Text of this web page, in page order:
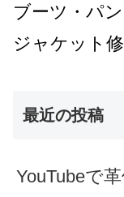
ブーツ・パ
ジャケット
最近の投稿
YouTubeで